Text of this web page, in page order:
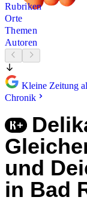
Rubriken
Orte
Themen
Autoren
Kleine Zeitung
Chronik
und
in Bad